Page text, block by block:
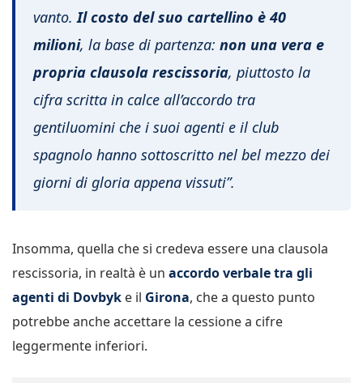
vanto.Il costo del suo cartellino è 40
milioni, la base di partenza: non una vera e
propria clausola rescissoria, piuttosto la
cifra scritta in calce all’accordo tra
gentiluomini che i suoi agenti e il club
spagnolo hanno sottoscritto nel bel mezzo dei
giorni di gloria appena vissuti”.
Insomma, quella che si credeva essere una clausola
rescissoria, in realtà è un accordo verbale tra gli
agenti di Dovbyk e il Girona, che a questo punto
potrebbe anche accettare la cessione a cifre
leggermente inferiori.